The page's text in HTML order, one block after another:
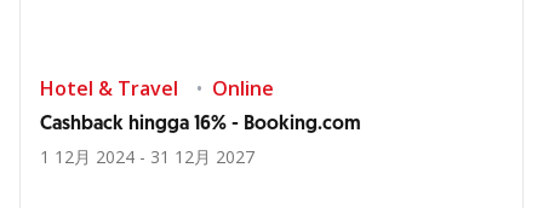
Hotel & Travel Online
Cashback hingga 16% - Booking.com
1 12月 2024 - 31 12月 2027